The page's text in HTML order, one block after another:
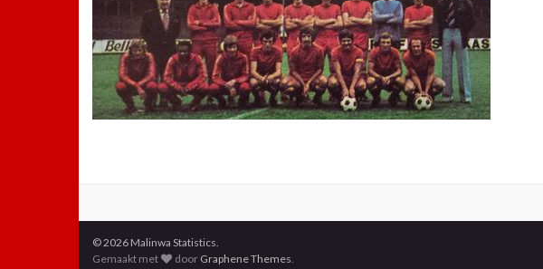
© 2026 Malinwa Statistics.
Gemaakt met
door Graphene Themes.